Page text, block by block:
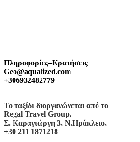
Πληροφορίες–Κρατήσεις
Geo@aqualized.com
+306932482779
To ταξίδι διοργανώνεται από το
Regal Travel Group,
Σ. Καραγιώργη 3, Ν.Ηράκλειο,
+30 211 1871218